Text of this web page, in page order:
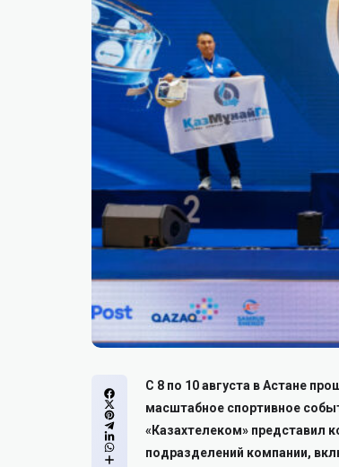
С 8 по 10 августа в Астане
масштабное спортивное
«Казахтелеком» представил
подразделений компании,